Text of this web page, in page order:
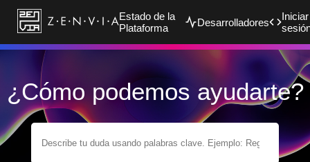
Estado de la
Plataforma
Desarrolladores
Iniciar
¿Cómo podemos ayudarte?